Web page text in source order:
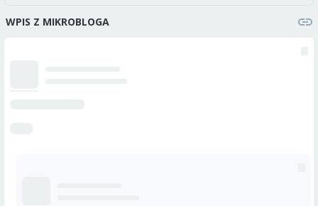
WPIS Z MIKROBLOGA